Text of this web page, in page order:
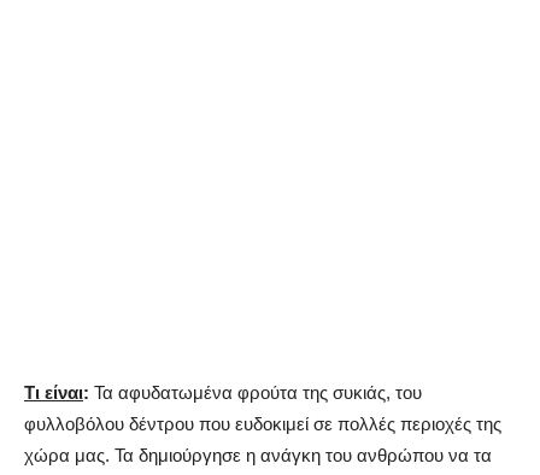
Τι είναι: Τα αφυδατωμένα φρούτα της συκιάς, του
φυλλοβόλου δέντρου που ευδοκιμεί σε πολλές περιοχές της
χώρα μας. Τα δημιούργησε η ανάγκη του ανθρώπου να τα